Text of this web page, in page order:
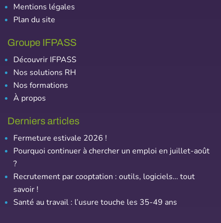
Mentions légales
Plan du site
Groupe IFPASS
Découvrir IFPASS
Nos solutions RH
Nos formations
À propos
Derniers articles
Fermeture estivale 2026 !
Pourquoi continuer à chercher un emploi en juillet-août
?
Recrutement par cooptation : outils, logiciels… tout
savoir !
Santé au travail : l’usure touche les 35-49 ans